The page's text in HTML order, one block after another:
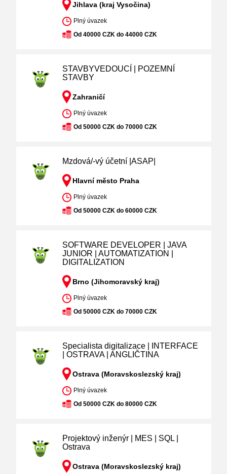
Jihlava (kraj Vysočina)
Plný úvazek
Od 40000 CZK do 44000 CZK
STAVBYVEDOUCÍ | POZEMNÍ
STAVBY
Zahraničí
Plný úvazek
Od 50000 CZK do 70000 CZK
Mzdová/-vý účetní |ASAP|
Hlavní město Praha
Plný úvazek
Od 50000 CZK do 60000 CZK
SOFTWARE DEVELOPER | JAVA
JUNIOR | AUTOMATIZATION |
DIGITALIZATION
Brno (Jihomoravský kraj)
Plný úvazek
Od 50000 CZK do 70000 CZK
Specialista digitalizace | INTERFACE
| OSTRAVA | ANGLIČTINA
Ostrava (Moravskoslezský kraj)
Plný úvazek
Od 50000 CZK do 80000 CZK
Projektový inženýr | MES | SQL |
Ostrava
Ostrava (Moravskoslezský kraj)